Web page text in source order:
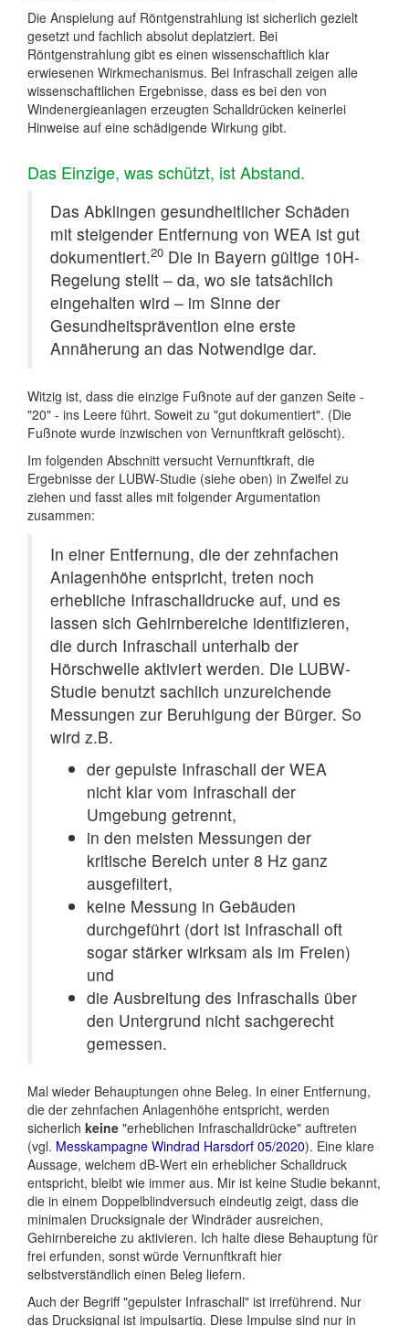
Die Anspielung auf Röntgenstrahlung ist sicherlich gezielt
gesetzt und fachlich absolut deplatziert. Bei
Röntgenstrahlung gibt es einen wissenschaftlich klar
erwiesenen Wirkmechanismus. Bei Infraschall zeigen alle
wissenschaftlichen Ergebnisse, dass es bei den von
Windenergieanlagen erzeugten Schalldrücken keinerlei
Hinweise auf eine schädigende Wirkung gibt.
Das Einzige, was schützt, ist Abstand.
Das Abklingen gesundheitlicher Schäden
mit steigender Entfernung von WEA ist gut
dokumentiert.20 Die in Bayern gültige 10H-
Regelung stellt – da, wo sie tatsächlich
eingehalten wird – im Sinne der
Gesundheitsprävention eine erste
Annäherung an das Notwendige dar.
Witzig ist, dass die einzige Fußnote auf der ganzen Seite -
"20" - ins Leere führt. Soweit zu "gut dokumentiert". (Die
Fußnote wurde inzwischen von Vernunftkraft gelöscht).
Im folgenden Abschnitt versucht Vernunftkraft, die
Ergebnisse der LUBW-Studie (siehe oben) in Zweifel zu
ziehen und fasst alles mit folgender Argumentation
zusammen:
In einer Entfernung, die der zehnfachen
Anlagenhöhe entspricht, treten noch
erhebliche Infraschalldrucke auf, und es
lassen sich Gehirnbereiche identifizieren,
die durch Infraschall unterhalb der
Hörschwelle aktiviert werden. Die LUBW-
Studie benutzt sachlich unzureichende
Messungen zur Beruhigung der Bürger. So
wird z.B.
der gepulste Infraschall der WEA
nicht klar vom Infraschall der
Umgebung getrennt,
in den meisten Messungen der
kritische Bereich unter 8 Hz ganz
ausgefiltert,
keine Messung in Gebäuden
durchgeführt (dort ist Infraschall oft
sogar stärker wirksam als im Freien)
und
die Ausbreitung des Infraschalls über
den Untergrund nicht sachgerecht
gemessen.
Mal wieder Behauptungen ohne Beleg. In einer Entfernung,
die der zehnfachen Anlagenhöhe entspricht, werden
sicherlich keine "erheblichen Infraschalldrücke" auftreten
(vgl. Messkampagne Windrad Harsdorf 05/2020). Eine klare
Aussage, welchem dB-Wert ein erheblicher Schalldruck
entspricht, bleibt wie immer aus. Mir ist keine Studie bekannt,
die in einem Doppelblindversuch eindeutig zeigt, dass die
minimalen Drucksignale der Windräder ausreichen,
Gehirnbereiche zu aktivieren. Ich halte diese Behauptung für
frei erfunden, sonst würde Vernunftkraft hier
selbstverständlich einen Beleg liefern.
Auch der Begriff "gepulster Infraschall" ist irreführend. Nur
das Drucksignal ist impulsartig. Diese Impulse sind nur in